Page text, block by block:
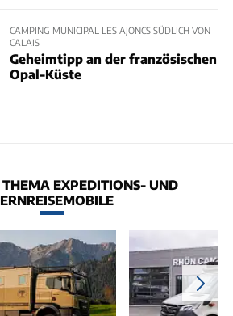
CAMPING MUNICIPAL LES AJONCS SÜDLICH VON
CALAIS
Geheimtipp an der französischen
Opal-Küste
EXPEDITIONS- UND